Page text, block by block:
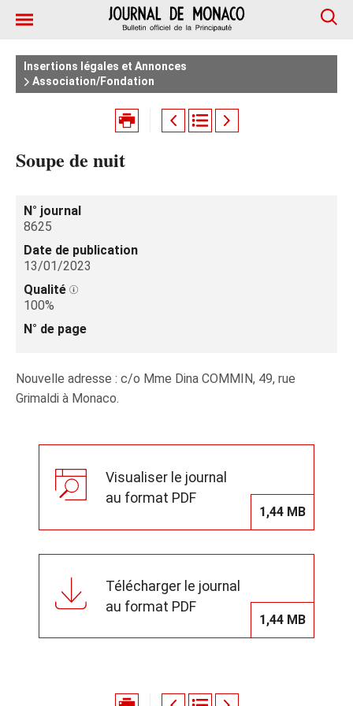
Insertions légales et Annonces
Association/Fondation
Soupe de nuit
N° journal
8625
Date de publication
13/01/2023
Qualité
100%
N° de page
Nouvelle adresse : c/o Mme Dina COMMIN, 49, rue
Grimaldi à Monaco.
Visualiser le journal
au format PDF
1,44 MB
Télécharger le journal
au format PDF
1,44 MB